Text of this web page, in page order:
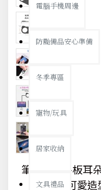
電腦手機周邊
防颱備品安心準備
冬季專區
寵物/玩具
居家收納
文具禮品
筆電手機平板耳
蓋 創意可愛